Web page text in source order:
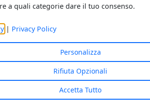
a quali categorie dare il tuo consenso.
| Privacy Policy
Personalizza
Rifiuta Opzionali
Accetta Tutto